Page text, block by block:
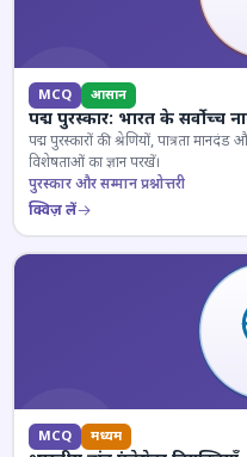
MCQ आसान
पद्म पुरस्कार: भारत के सर्वोच्च
पद्म पुरस्कारों की श्रेणियों, पात्रता
विशेषताओं का ज्ञान परखें।
पुरस्कार और सम्मान प्रश्नोत्तरी
क्विज़ लें
MCQ मध्यम